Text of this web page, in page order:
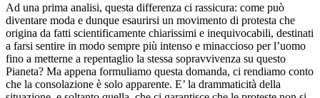
Ad una prima analisi, questa differenza ci rassicura: come può
diventare moda e dunque esaurirsi un movimento di protesta che
origina da fatti scientificamente chiarissimi e inequivocabili, destinati
a farsi sentire in modo sempre più intenso e minaccioso per l’uomo
fino a metterne a repentaglio la stessa sopravvivenza su questo
Pianeta? Ma appena formuliamo questa domanda, ci rendiamo conto
che la consolazione è solo apparente. E’ la drammaticità della